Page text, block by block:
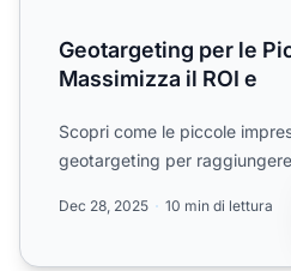
Geotargeting per le
Massimizza il ROI e
Scopri come le piccole
geotargeting per
Dec 28, 2025 10 min di lettura